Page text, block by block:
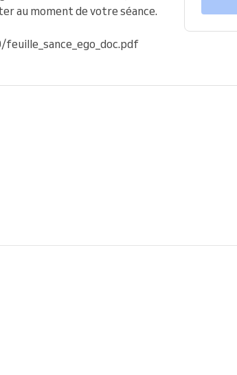
au moment de votre séance.